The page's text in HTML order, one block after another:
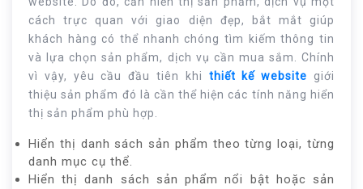
cách trực quan với giao diện đẹp, bắt mắt giúp
khách hàng có thể nhanh chóng tìm kiếm thông tin
và lựa chọn sản phẩm, dịch vụ cần mua sắm. Chính
vì vậy, yêu cầu đầu tiên khi
thiết kế website giới
thiệu sản phẩm đó là cần thể hiện các tính năng hiển
thị sản phẩm phù hợp.
Hiển thị danh sách sản phẩm theo từng loại, từng
danh mục cụ thể.
Hiển thị danh sách sản phẩm nổi bật hoặc sản